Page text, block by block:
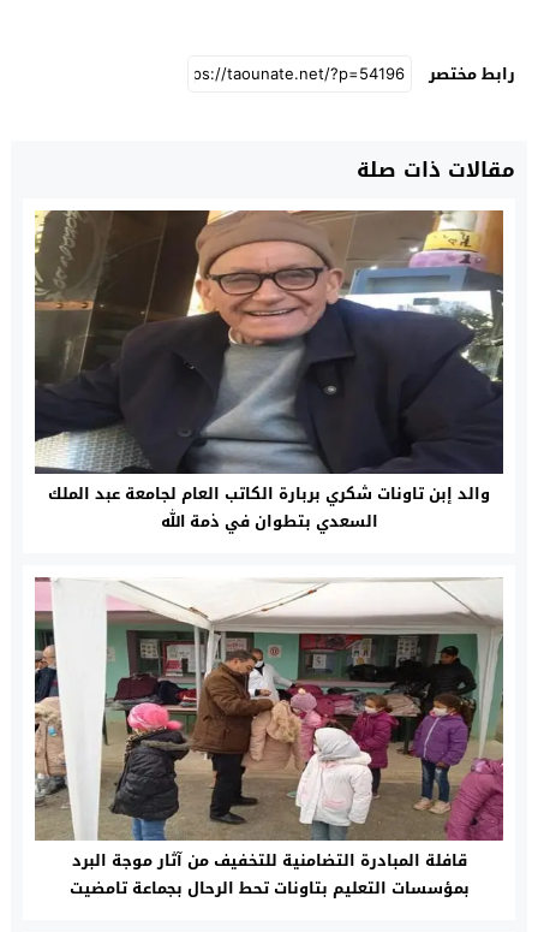
رابط مختصر
مقالات ذات صلة
والد إبن تاونات شكري بربارة الكاتب العام لجامعة عبد الملك
السعدي بتطوان في ذمة الله
قافلة المبادرة التضامنية للتخفيف من آثار موجة البرد
بمؤسسات التعليم بتاونات تحط الرحال بجماعة تامضيت